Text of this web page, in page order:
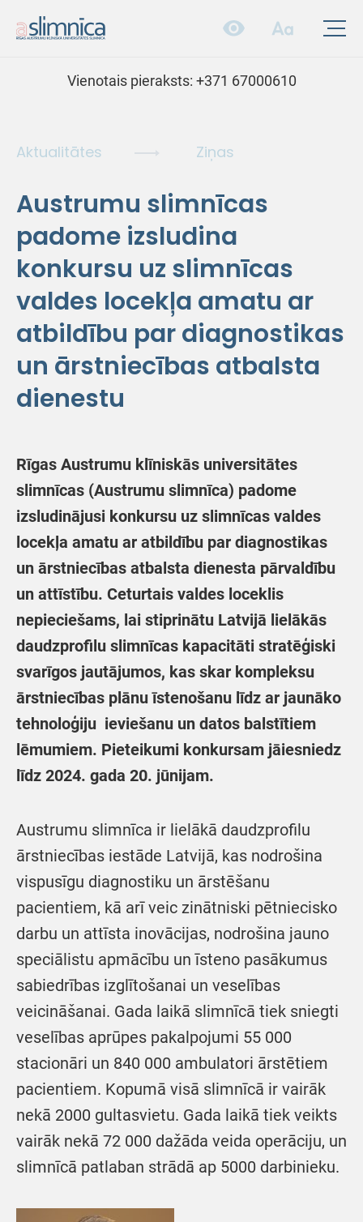
Vienotais pieraksts: +371 67000610
Aktualitātes Ziņas
Austrumu slimnīcas
padome izsludina
konkursu uz slimnīcas
valdes locekļa amatu ar
atbildību par diagnostikas
un ārstniecības atbalsta
dienestu
Rīgas Austrumu klīniskās universitātes
slimnīcas (Austrumu slimnīca) padome
izsludinājusi konkursu uz slimnīcas valdes
locekļa amatu ar atbildību par diagnostikas
un ārstniecības atbalsta dienesta pārvaldību
un attīstību. Ceturtais valdes loceklis
nepieciešams, lai stiprinātu Latvijā lielākās
daudzprofilu slimnīcas kapacitāti stratēģiski
svarīgos jautājumos, kas skar kompleksu
ārstniecības plānu īstenošanu līdz ar jaunāko
tehnoloģiju ieviešanu un datos balstītiem
lēmumiem. Pieteikumi konkursam jāiesniedz
līdz 2024. gada 20. jūnijam.
Austrumu slimnīca ir lielākā daudzprofilu
ārstniecības iestāde Latvijā, kas nodrošina
vispusīgu diagnostiku un ārstēšanu
pacientiem, kā arī veic zinātniski pētniecisko
darbu un attīsta inovācijas, nodrošina jauno
speciālistu apmācību un īsteno pasākumus
sabiedrības izglītošanai un veselības
veicināšanai. Gada laikā slimnīcā tiek sniegti
veselības aprūpes pakalpojumi 55 000
stacionāri un 840 000 ambulatori ārstētiem
pacientiem. Kopumā visā slimnīcā ir vairāk
nekā 2000 gultasvietu. Gada laikā tiek veikts
vairāk nekā 72 000 dažāda veida operāciju, un
slimnīcā patlaban strādā ap 5000 darbinieku.